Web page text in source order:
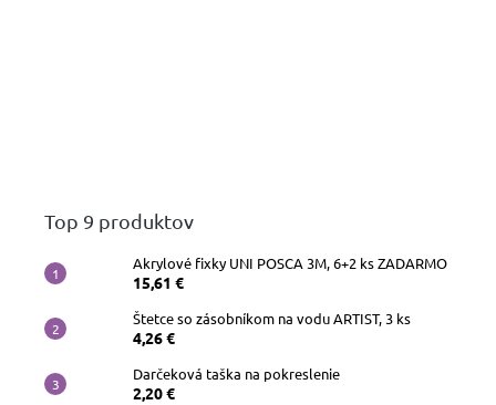
Top 9 produktov
Akrylové fixky UNI POSCA 3M, 6+2 ks ZADARMO
15,61 €
Štetce so zásobníkom na vodu ARTIST, 3 ks
4,26 €
Darčeková taška na pokreslenie
2,20 €